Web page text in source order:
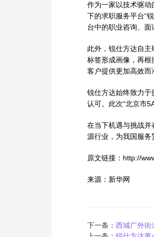
作为一家以技术驱
下的求职服务平台“
台中的职业咨询、
此外，锐仕方达自
标签形成画像，再
客户提供更加高效而
锐仕方达始终致力
认可。此次“北京市
在当下机遇与挑战
源行业，为我国服
原文链接：http://
来源：新华网
下一条： 西城广外街